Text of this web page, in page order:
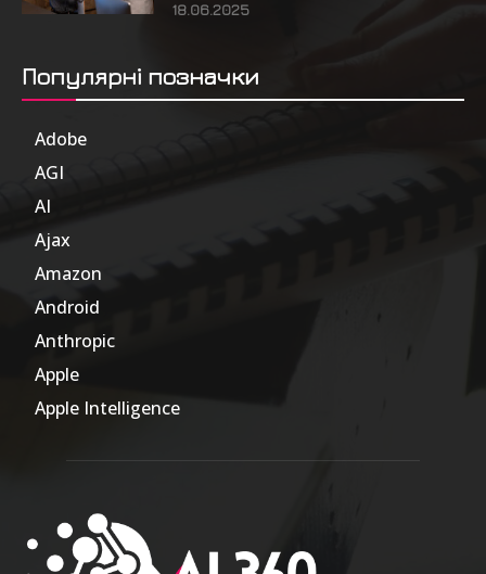
18.06.2025
Популярні позначки
Adobe
AGI
AI
Ajax
Amazon
Android
Anthropic
Apple
Apple Intelligence